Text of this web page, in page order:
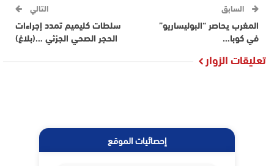
السابق
المغرب يحاصر “البوليساريو”
في كوبا…
التالي
سلطات كليميم تمدد إجراءات
الحجر الصحي الجزئي …(بلاغ)
تعليقات الزوار
إحصائيات الموقع